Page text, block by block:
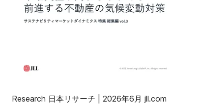
Research 日本リサーチ | 2026年6月 jll.com